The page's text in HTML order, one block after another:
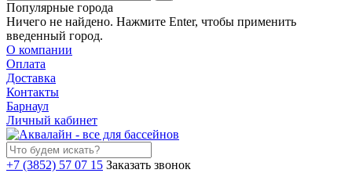
Популярные города
Ничего не найдено. Нажмите Enter, чтобы применить
введенный город.
О компании
Оплата
Доставка
Контакты
Барнаул
Личный кабинет
+7 (3852) 57 07 15 Заказать звонок